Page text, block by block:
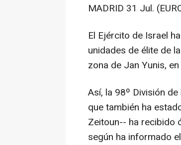
MADRID 31 Jul.
El Ejército de Israel
unidades de élite de
zona de Jan Yunis,
Así, la 98º División
que también ha
Zeitoun-- ha recibido
según ha informado